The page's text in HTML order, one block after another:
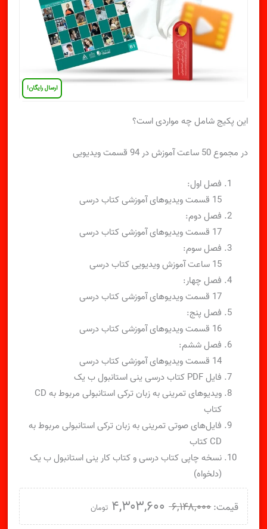
ارسال رایگان!
این پکیج شامل چه مواردی است؟
در مجموع 50 ساعت آموزش در 94 قسمت ویدیویی
فصل اول:
15 قسمت ویدیوهای آموزشی کتاب درسی
فصل دوم:
17 قسمت ویدیوهای آموزشی کتاب درسی
فصل سوم:
15 ساعت آموزش ویدیویی کتاب درسی
فصل چهار:
17 قسمت ویدیوهای آموزشی کتاب درسی
فصل پنج:
16 قسمت ویدیوهای آموزشی کتاب درسی
فصل ششم:
14 قسمت ویدیوهای آموزشی کتاب درسی
فایل PDF کتاب درسی ینی استانبول ب یک
ویدیوهای تمرینی به زبان ترکی استانبولی مربوط به CD
کتاب
فایل‌های صوتی تمرینی به زبان ترکی استانبولی مربوط به
CD کتاب
نسخه چاپی کتاب درسی و کتاب کار ینی استانبول ب یک
(دلخواه)
۶,۱۴۸,۰۰۰
قیمت
اصلی:
۴,۳۰۳,۶۰۰ تومان
قیمت
فعلی: